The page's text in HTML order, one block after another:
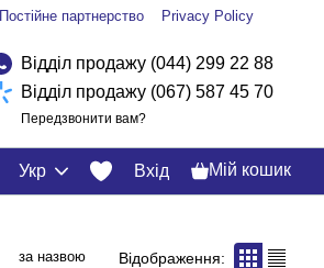
Постійне партнерство Privacy Policy
Відділ продажу (044) 299 22 88
Відділ продажу (067) 587 45 70
Передзвонити вам?
Укр Вхід Мій кошик
за назвою Відображення: